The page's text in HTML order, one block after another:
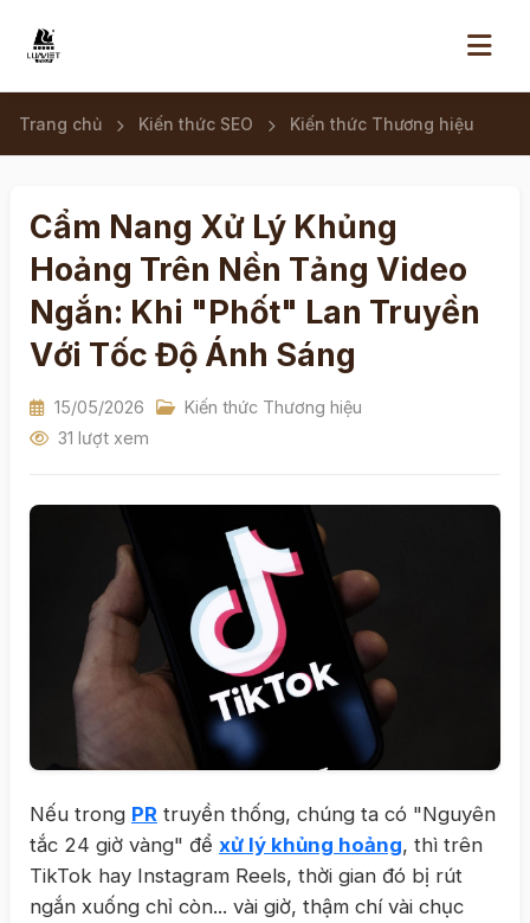
Trang chủ Kiến thức SEO Kiến thức Thương hiệu
Cẩm Nang Xử Lý Khủng
Hoảng Trên Nền Tảng Video
Ngắn: Khi "Phốt" Lan Truyền
Với Tốc Độ Ánh Sáng
15/05/2026
Kiến thức Thương hiệu
31 lượt xem
Nếu trong PR truyền thống, chúng ta có "Nguyên
tắc 24 giờ vàng" để xử lý khủng hoảng, thì trên
TikTok hay Instagram Reels, thời gian đó bị rút
ngắn xuống chỉ còn... vài giờ, thậm chí vài chục